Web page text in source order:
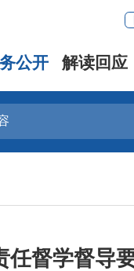
公开 解读回应
任督学督导